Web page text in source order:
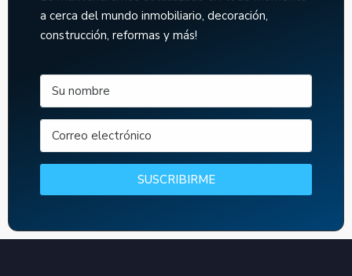
a cerca del mundo inmobiliario, decoración,
construcción, reformas y más!
SUSCRIBIRME